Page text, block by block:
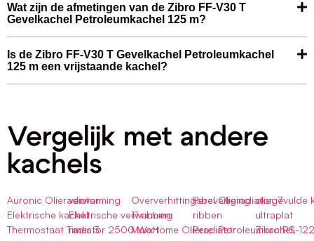
Wat zijn de afmetingen van de Zibro FF-V30 T
Gevelkachel Petroleumkachel 125 m?
Is de Zibro FF-V30 T Gevelkachel Petroleumkachel
125 m een vrijstaande kachel?
Vergelijk met andere
kachels
Auronic Olieradiator
Elektrische kachel
Thermostaat Timer 3
verwarming
Elektrische verwarming
radiator 2500 Watt
Oververhittingsbeveiliging
11 ribben
MaxxHome Olieradiator
Perel Olieradiator, 7
ribben
Perel Petroleumkachel,
oliegevulde
ultraplat
Zibro RS-